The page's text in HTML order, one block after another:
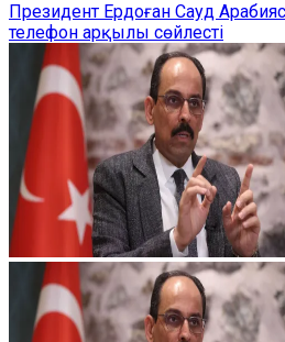
Президент Ердоған Сауд
телефон арқылы сөйлесті